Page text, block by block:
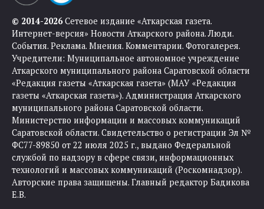
© 2014-2026Сетевое издание «Аткарская газета.
Интернет-версия» Новости Аткарского района. Люди.
События. Реклама. Мнения. Комментарии. Фотогалерея.
Учредители: Муниципальное автономное учреждение
Аткарского муниципального района Саратовской области
«Редакция газеты «Аткарская газета» (МАУ «Редакция
газеты «Аткарская газета»). Администрация Аткарского
муниципального района Саратовской области.
Министерство информации и массовых коммуникаций
Саратовской области. Свидетельство о регистрации Эл №
ФС77-89850 от 22 июля 2025 г., выдано Федеральной
службой по надзору в сфере связи, информационных
технологий и массовых коммуникаций (Роскомнадзор).
Авторские права защищены. Главный редактор Бадикова
Е.В.